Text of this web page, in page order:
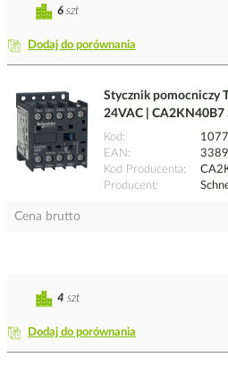
Dodaj do porównania
6 szt
Stycznik pomocniczy
24VAC | CA2KN40B7
Kod
EAN
Kod Producenta
Producent
Cena brutto
Dodaj do porównania
4 szt